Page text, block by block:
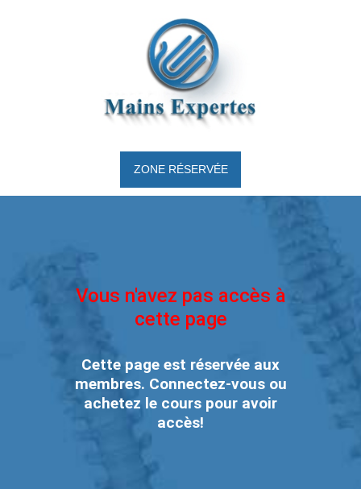
ZONE RÉSERVÉE
Vous n'avez pas accès à
cette page
Cette page est réservée aux
membres. Connectez-vous ou
achetez le cours pour avoir
accès!